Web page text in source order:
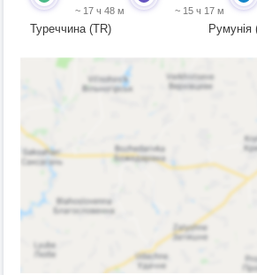
Туреччина (TR)
~ 17 ч 48 м ~ 15 ч 17 м
Румунія